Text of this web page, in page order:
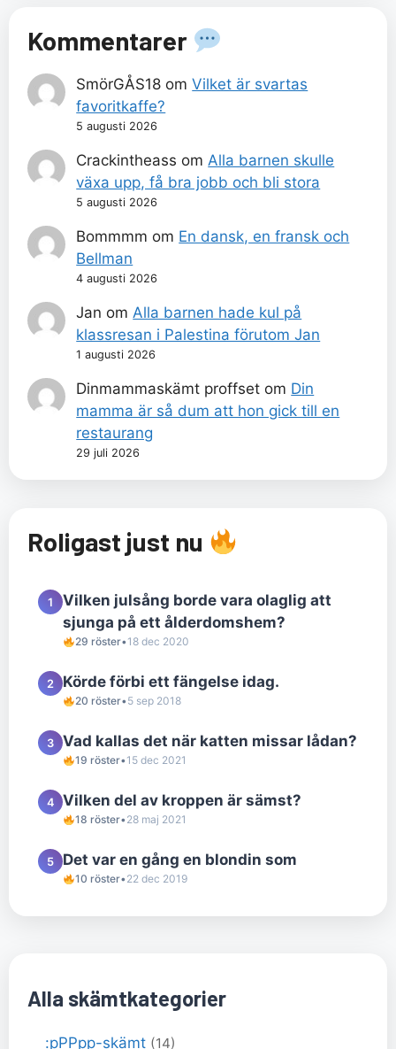
Kommentarer
SmörGÅS18 omVilket är svartas
favoritkaffe?
5 augusti 2026
Crackintheass om Alla barnen skulle
växa upp, få bra jobb och bli stora
5 augusti 2026
Bommmm om En dansk, en fransk och
Bellman
4 augusti 2026
Jan om Alla barnen hade kul på
klassresan i Palestina förutom Jan
1 augusti 2026
Dinmammaskämt proffset om Din
mamma är så dum att hon gick till en
restaurang
29 juli 2026
Roligast just nu
1
Vilken julsång borde vara olaglig att
sjunga på ett ålderdomshem?
29 röster•18 dec 2020
2 Körde förbi ett fängelse idag.
20 röster•5 sep 2018
3 Vad kallas det när katten missar lådan?
19 röster•15 dec 2021
4 Vilken del av kroppen är sämst?
18 röster•28 maj 2021
5 Det var en gång en blondin som
10 röster•22 dec 2019
Alla skämtkategorier
:pPPpp-skämt (14)